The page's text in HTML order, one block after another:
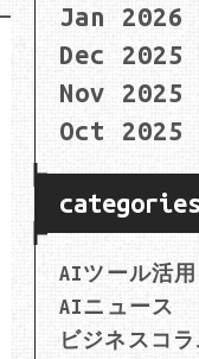
Jan 2026
Dec 2025
Nov 2025
Oct 2025
categories
AIツール活用
AIニュース
ビジネスコラ